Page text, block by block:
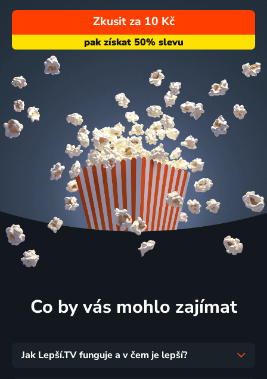
Zkusit za 10 Kč
Co by vás mohlo zajímat
Jak Lepší.TV funguje a v čem je lepší?